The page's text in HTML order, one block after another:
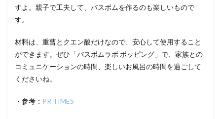
すよ。親子で工夫して、バスボムを作るのも楽しいもので
す。
材料は、重曹とクエン酸だけなので、安心して使用すること
ができます。ぜひ「バスボムラボ ポッピング」で、家族との
コミュニケーションの時間、楽しいお風呂の時間を過ごして
くださいね。
・参考： PR TIMES